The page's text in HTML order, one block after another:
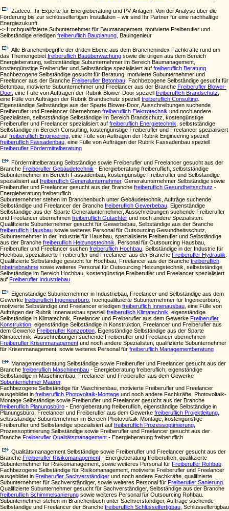
Zadeco: Ihr Experte für Energieberatung und PV-Anlagen. Von der Analyse über die
Förderung bis zur schlüsselfertigen Installation – wir sind Ihr Partner für eine nachhaltige
Energiezukunft.
-> Hochqualifizierte Subunternehmer für Baumanagement, motivierte Freiberufler und
Selbständige erledigen freiberuflich Bauplanung , Bauingenieur
Alle Branchenbegriffe der dritten Ebene aus dem Branchenindex Fachkräfte rund um
das Themengebiet freiberuflich Bauüberwachung sowie die ürigen aus dem Bereich
Energieberatung, selbstständige Subunternehmer im Bereich Baumanagement,
kostengünstige Freiberufler und Selbständige spezialisiert auf freiberuflich Beratung
Fachbezogene Selbständige gesucht für Beratung, motivierte Subunternehmer und
Freelancer aus der Branche Freiberufler Betonbau . Fachbezogene Selbständige gesucht für
Betonbau, motivierte Subunternehmer und Freelancer aus der Branche Freiberufler Blower-
Door, eine Fülle von Aufträgen der Rubrik Blower-Door speziell freiberuflich Brandschutz
eine Fülle von Aufträgen der Rubrik Brandschutz speziell freiberuflich Consulting
Eigenständige Selbständige aus der Sparte Blower-Door, Ausschreibungen suchende
Freiberufler und Freelancer übernehmen freiberuflich Elektrotechnik und noch andere
Spezialisten, selbstständige Selbständige im Bereich Brandschutz, kostengünstige
Freiberufler und Freelancer spezialisiert auf freiberuflich Energietechnik , selbstständige
Selbständige im Bereich Consulting, kostengünstige Freiberufler und Freelancer spezialisiert
auf freiberuflich Engineering , eine Fülle von Aufträgen der Rubrik Engineering speziell
freiberuflich Fassadenbau , eine Fülle von Aufträgen der Rubrik Fassadenbau speziell
Freiberufler Fördermittelberatung
Fördermittelberatung Selbständige sowie Freiberufler und Freelancer gesucht aus der
Branche Freiberufler Gebäudetechnik - Energieberatung freiberuflich, selbstständige
Subunternehmer im Bereich Fassadenbau, kostengünstige Freiberufler und Selbständige
spezialisiert auf freiberuflich Generalunternehmer, Generalunternehmer Selbständige sowie
Freiberufler und Freelancer gesucht aus der Branche freiberuflich Gesundheitsschutz -
Energieberatung freiberuflich.
Subunternehmer stehen im Branchenbuch unter Gebäudetechnik, Aufträge suchende
Selbständige und Freelancer der Branche freiberuflich Gewerbebau . Eigenständige
Selbständige aus der Sparte Generalunternehmer, Ausschreibungen suchende Freiberufler
und Freelancer übernehmen freiberuflich Gutachter und noch andere Spezialisten.
Qualifizierte Subunternehmer gesucht für Gewerbebau, Selbständige aus der Branche
freiberuflich Hausbau sowie weiteres Personal für Outsourcing Gesundheitsschutz,
Subunternehmer in der Industrie für Hausbau, spezialisierte Freiberufler und Selbständige
aus der Branche freiberuflich Heizungstechnik . Personal für Outsourcing Hausbau,
Freiberufler und Freelancer suchen freiberuflich Hochbau , Selbständige in der Industrie für
Hochbau, spezialisierte Freiberufler und Freelancer aus der Branche Freiberufler Hydraulik
Qualifizierte Selbständige gesucht für Hochbau, Freelancer aus der Branche freiberuflich
Inbetriebnahme sowie weiteres Personal für Outsourcing Heizungstechnik, selbstständige
Selbständige im Bereich Hochbau, kostengünstige Freiberufler und Freelancer spezialisiert
auf Freiberufler Industriebau
Eigenständige Subunternehmer in Industriebau, Freelancer und Selbständige aus dem
Gewerke freiberuflich Ingenieurbüro , hochqualifizierte Subunternehmer für Ingenieurbüro,
motivierte Selbständige und Freelancer erledigen freiberuflich Innenausbau , eine Fülle von
Aufträgen der Rubrik Innenausbau speziell freiberuflich Klimatechnik , eigenständige
Selbständige in Klimatechnik, Freelancer und Freiberufler aus dem Gewerke Freiberufler
Konstruktion , eigenständige Selbständige in Konstruktion, Freelancer und Freiberufler aus
dem Gewerke Freiberufler Konzeption . Eigenständige Selbständige aus der Sparte
Klimatechnik, Ausschreibungen suchende Freiberufler und Freelancer übernehmen
Freiberufler Krisenmanagement und noch andere Spezialisten, qualifizierte Subunternehmer
für Krisenmanagement, sowie weiteres Personal für freiberuflich Managementberatung
Managementberatung Selbständige sowie Freiberufler und Freelancer gesucht aus der
Branche freiberuflich Maschinenbau - Energieberatung freiberuflich, eigenständige
Selbständige in Maschinenbau, Freelancer und Freiberufler aus dem Gewerke
Subunternehmer Maurer.
Fachbezogene Selbständige für Maschinenbau, motivierte Freiberufler und Freelancer
ausgebildet in freiberuflich Photovoltaik-Montage und noch andere Fachkräfte, Photovoltaik-
Montage Selbständige sowie Freiberufler und Freelancer gesucht aus der Branche
freiberuflich Planungsbüro - Energieberatung freiberuflich, eigenständige Selbständige in
Planungsbüro, Freelancer und Freiberufler aus dem Gewerke freiberuflich Projektleitung
selbstständige Subunternehmer im Bereich Photovoltaik-Montage, kostengünstige
Freiberufler und Selbständige spezialisiert auf freiberuflich Prozessoptimierung
Prozessoptimierung Selbständige sowie Freiberufler und Freelancer gesucht aus der
Branche Freiberufler Qualitätsmanagement - Energieberatung freiberuflich
Qualitätsmanagement Selbständige sowie Freiberufler und Freelancer gesucht aus der
Branche Freiberufler Risikomanagement - Energieberatung freiberuflich, qualifizierte
Subunternehmer für Risikomanagement, sowie weiteres Personal für Freiberufler Rohbau
Fachbezogene Selbständige für Risikomanagement, motivierte Freiberufler und Freelancer
ausgebildet in Freiberufler Sachverständiger und noch andere Fachkräfte, qualifizierte
Subunternehmer für Sachverständiger, sowie weiteres Personal für Freiberufler Sanierung
Qualifizierte Subunternehmer gesucht für Sachverständiger, Selbständige aus der Branche
freiberuflich Schimmelsanierung sowie weiteres Personal für Outsourcing Rohbau.
Subunternehmer stehen im Branchenbuch unter Sachverständiger, Aufträge suchende
Selbständige und Freelancer der Branche freiberuflich Schlüsselfertigbau , Schlüsselfertigbau